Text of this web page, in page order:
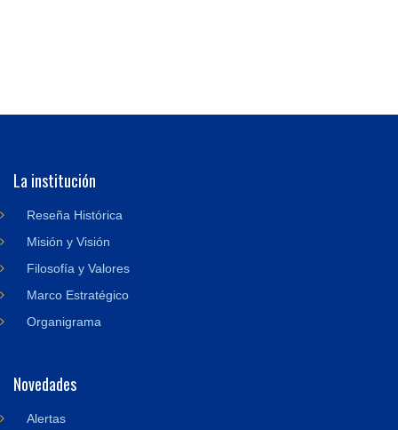
La institución
Reseña Histórica
Misión y Visión
Filosofía y Valores
Marco Estratégico
Organigrama
Novedades
Alertas